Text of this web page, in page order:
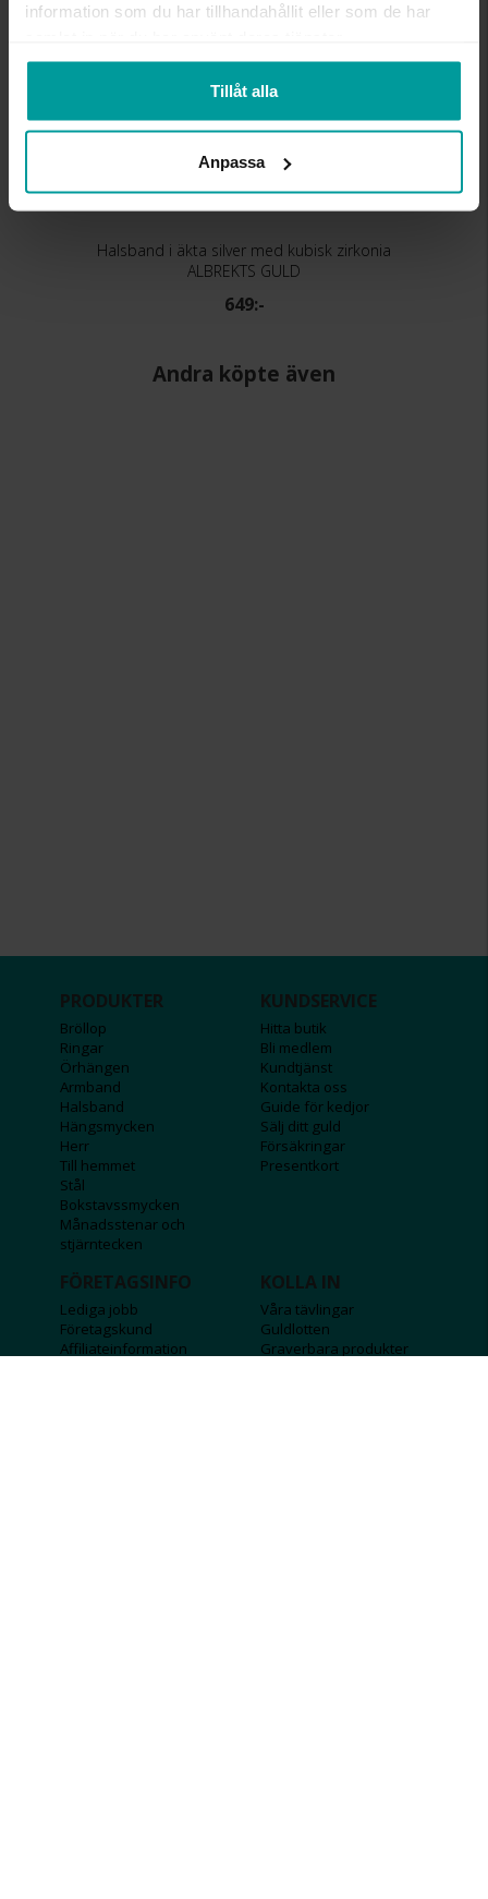
information som du har tillhandahållit eller som de har
Tillåt alla
Anpassa
Halsband i äkta silver med kubisk zirkonia
ALBREKTS GULD
649:-
Andra köpte även
PRODUKTER
Bröllop
Ringar
Örhängen
Armband
Halsband
Hängsmycken
Herr
Till hemmet
Stål
Bokstavssmycken
Månadsstenar och
stjärntecken
KUNDSERVICE
Hitta butik
Bli medlem
Kundtjänst
Kontakta oss
Guide för kedjor
Sälj ditt guld
Försäkringar
Presentkort
FÖRETAGSINFO
Lediga jobb
Företagskund
Affiliateinformation
KOLLA IN
Våra tävlingar
Guldlotten
Graverbara produkter